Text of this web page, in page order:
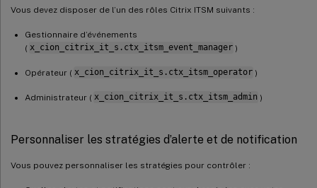
Vous devez disposer de l’un des rôles Citrix ITSM suivants :
Gestionnaire d’événements
( x_cion_citrix_it_s.ctx_itsm_event_manager )
Opérateur ( x_cion_citrix_it_s.ctx_itsm_operator )
Administrateur ( x_cion_citrix_it_s.ctx_itsm_admin )
Personnaliser les stratégies d’alerte et de notification
Vous pouvez personnaliser les stratégies pour contrôler :